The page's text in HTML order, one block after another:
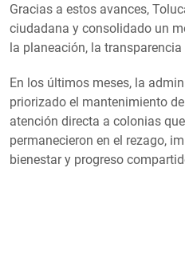
Gracias a estos avances,
ciudadana y consolidado un
la planeación, la
En los últimos meses, la
priorizado el mantenimiento
atención directa a colonias
permanecieron en el rezago,
bienestar y progreso